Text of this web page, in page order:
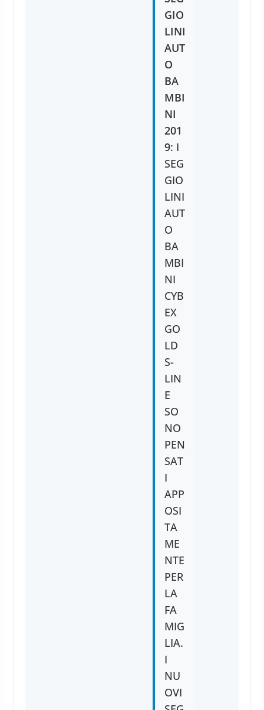
GIO
LINI
AUT
O
BA
MBI
NI
201
9: I
SEG
GIO
LINI
AUT
O
BA
MBI
NI
CYB
EX
GO
LD
S-
LIN
E
SO
NO
PEN
SAT
I
APP
OSI
TA
ME
NTE
PER
LA
FA
MIG
LIA.
I
NU
OVI